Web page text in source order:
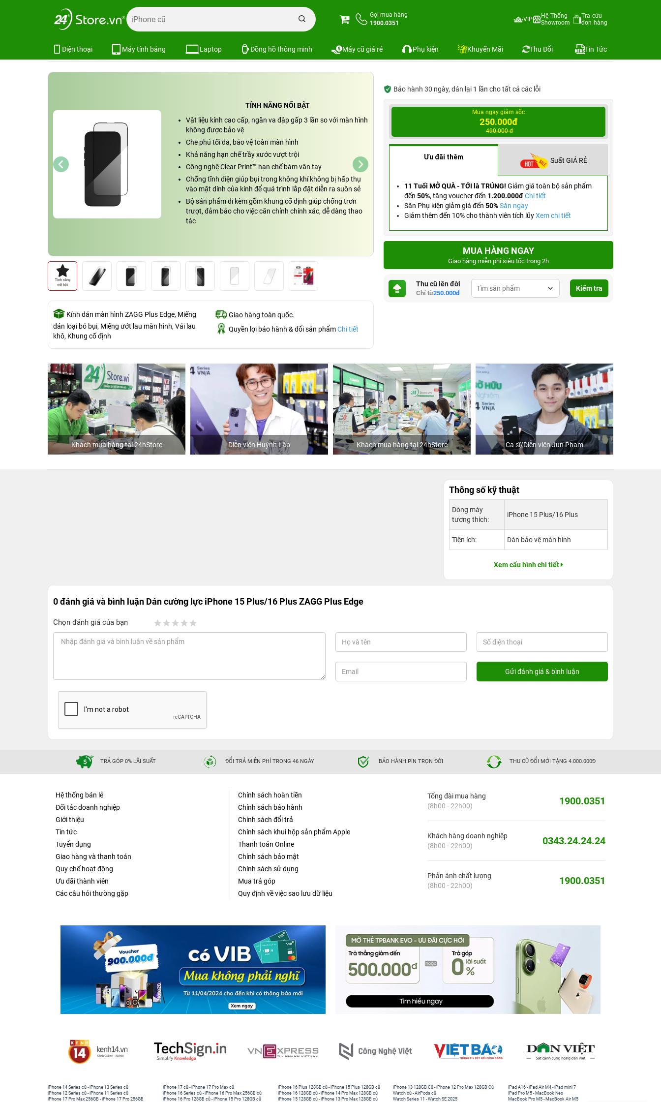
Gọi mua hàng
1900.0351
VIP
Hệ Thống
Showroom
Tra cứu
đơn hàng
Điện thoại Máy tính bảng Laptop Đồng hồ thông minh Máy cũ giá rẻ Phụ kiện Khuyến Mãi Thu Đổi Tin Tức
Trang chủ Dán cường lực Dán cường lực iPhone 15 Plus/16 Plus ZAGG Plus Edge
Dán cường lực iPhone 15 Plus/16 Plus ZAGG Plus Edge
Xem cấu hình So sánh
TÍNH NĂNG NỔI BẬT
Vật liệu kính cao cấp, ngăn va đập gấp 3 lần so với màn hình
không được bảo vệ
Che phủ tối đa, bảo vệ toàn màn hình
Khả năng hạn chế trầy xước vượt trội
Công nghệ Clear Print™ hạn chế bám vân tay
Chống tĩnh điện giúp bụi trong không khí không bị hấp thụ
vào mặt dính của kính để quá trình lắp đặt diễn ra suôn sẻ
Bộ sản phẩm đi kèm gồm khung cố định giúp chống trơn
trượt, đảm bảo cho việc căn chỉnh chính xác, dễ dàng thao
tác
Kính dán màn hình ZAGG Plus Edge, Miếng
dán loại bỏ bụi, Miếng ướt lau màn hình, Vải lau
khô, Khung cố định
Giao hàng toàn quốc.
Quyền lợi bảo hành & đổi sản phẩm Chi tiết
Bảo hành 30 ngày, dán lại 1 lần cho tất cả các lỗi
Mua ngay giảm sốc
250.000đ
490.000 đ
Ưu đãi thêm Suất GIÁ RẺ
11 Tuổi MỞ QUÀ - TỚI là TRÚNG! Giảm giá toàn bộ sản phẩm
đến 50%, tặng voucher đến 1.200.000đ Chi tiết
Săn Phụ kiện giảm giá đến 50% Săn ngay
Giảm thêm đến 10% cho thành viên tích lũyXem chi tiết
MUA HÀNG NGAY
Giao hàng miễn phí siêu tốc trong 2h
Thu cũ lên đời
Chỉ từ250.000đ
Kiểm tra
Khách mua hàng tại 24hStore Diễn viên Huỳnh Lập Khách mua hàng tại 24hStore Ca sĩ/Diễn viên Jun Phạm
Thông số kỹ thuật
Dòng máy
tương thích:
iPhone 15 Plus/16 Plus
Tiện ích: Dán bảo vệ màn hình
Xem cấu hình chi tiết
0 đánh giá và bình luận Dán cường lực iPhone 15 Plus/16 Plus ZAGG Plus Edge
Chọn đánh giá của bạn
TRẢ GÓP 0% LÃI SUẤT ĐỔI TRẢ MIỄN PHÍ TRONG 46 NGÀY BẢO HÀNH PIN TRỌN ĐỜI THU CŨ ĐỔI MỚI TẶNG 4.000.000Đ
Hệ thống bán lẻ
Đối tác doanh nghiệp
Giới thiệu
Tin tức
Tuyển dụng
Giao hàng và thanh toán
Quy chế hoạt động
Ưu đãi thành viên
Các câu hỏi thường gặp
Chính sách hoàn tiền
Chính sách bảo hành
Chính sách đổi trả
Chính sách khui hộp sản phẩm Apple
Thanh toán Online
Chính sách bảo mật
Chính sách sử dụng
Mua trả góp
Quy định về việc sao lưu dữ liệu
Tổng đài mua hàng
(8h00 - 22h00)
1900.0351
Khách hàng doanh nghiệp
(8h00 - 22h00)
0343.24.24.24
Phản ánh chất lượng
(8h00 - 22h00)
1900.0351
iPhone 14 Series cũ -iPhone 13 Series cũ
iPhone 12 Series cũ -iPhone 11 Series cũ
iPhone 17 Pro Max 256GB -iPhone 17 Pro 256GB
iPhone 17 cũ -iPhone 17 Pro Max cũ
iPhone 16 Series cũ - iPhone 16 Pro Max 256GB cũ
iPhone 16 Pro 128GB cũ -iPhone 15 Pro 128GB cũ
iPhone 16 Plus 128GB cũ -iPhone 15 Plus 128GB cũ
iPhone 16 128GB cũ -iPhone 14 Pro Max 128GB cũ
iPhone 15 128GB cũ -iPhone 13 Pro Max 128GB cũ
iPhone 13 128GB Cũ -iPhone 12 Pro Max 128GB Cũ
Watch cũ -AirPods cũ
Watch Series 11 -Watch SE 2025
iPad A16 -iPad Air M4 -iPad mini 7
iPad Pro M5 - MacBook Neo
MacBook Pro M5 - MacBook Air M5